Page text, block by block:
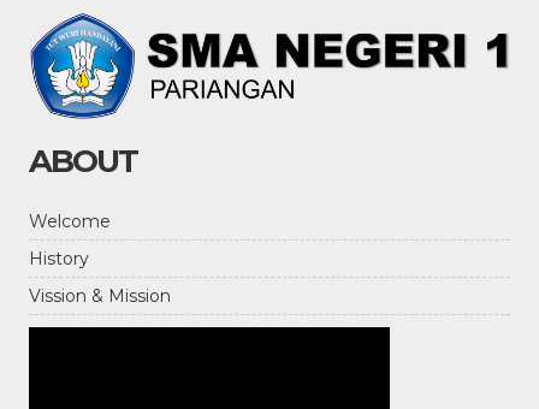
ABOUT
Welcome
History
Vission & Mission